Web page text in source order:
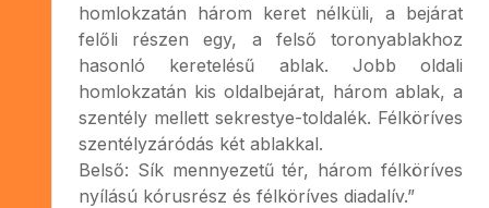
homlokzatán három keret nélküli, a bejárat
felőli részen egy, a felső toronyablakhoz
hasonló keretelésű ablak. Jobb oldali
homlokzatán kis oldalbejárat, három ablak, a
szentély mellett sekrestye-toldalék. Félköríves
szentélyzáródás két ablakkal.
Belső: Sík mennyezetű tér, három félköríves
nyílású kórusrész és félköríves diadalív.”